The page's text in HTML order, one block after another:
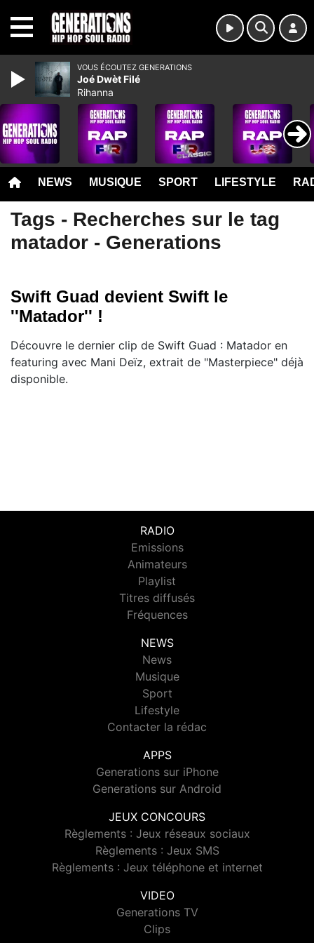
NEWS MUSIQUE SPORT LIFESTYLE
Tags - Recherches sur le tag
matador - Generations
Swift Guad devient Swift le
''Matador'' !
Découvre le dernier clip de Swift Guad : Matador en
featuring avec Mani Deïz, extrait de "Masterpiece" déjà
disponible.
RADIO
Emissions
Animateurs
Playlist
Titres diffusés
Fréquences
NEWS
News
Musique
Sport
Lifestyle
Contacter la rédac
APPS
Generations sur iPhone
Generations sur Android
JEUX CONCOURS
Règlements : Jeux réseaux sociaux
Règlements : Jeux SMS
Règlements : Jeux téléphone et internet
VIDEO
Generations TV
Clips
VOUS ÉCOUTEZ GENERATIONS
Joé Dwèt Filé
Rihanna